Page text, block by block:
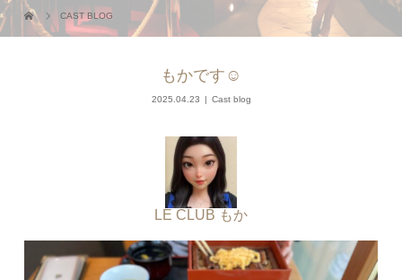
CAST BLOG
もかです☺︎︎
2025.04.23 Cast blog
LE CLUB もか